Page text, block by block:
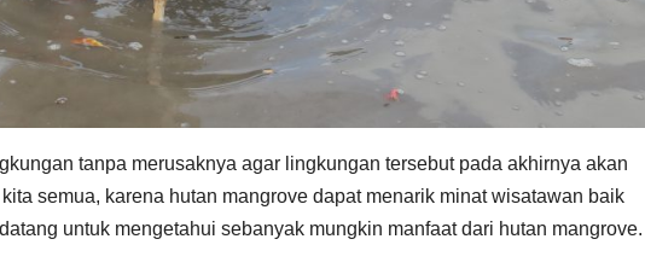
tanpa merusaknya agar lingkungan tersebut pada akhirnya akan
semua, karena hutan mangrove dapat menarik minat wisatawan baik
untuk mengetahui sebanyak mungkin manfaat dari hutan mangrove.